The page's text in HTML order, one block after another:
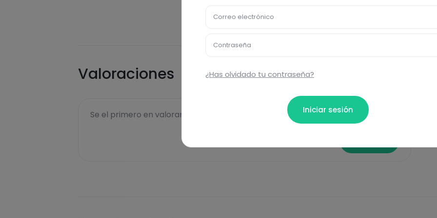
Valoraciones
Se el primero en valorar esta receta...
Correo electrónico
Contraseña
¿Has olvidado tu contraseña?
Iniciar sesión